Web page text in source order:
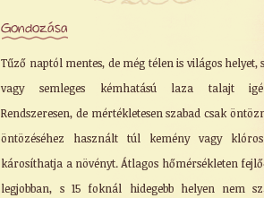
Gondozása
Tűző naptól mentes, de még télen is világos helyet,
vagy semleges kémhatású laza talajt
Rendszeresen, de mértékletesen szabad csak
öntözéséhez használt túl kemény vagy
károsíthatja a növényt. Átlagos hőmérsékleten
legjobban, s 15 foknál hidegebb helyen nem